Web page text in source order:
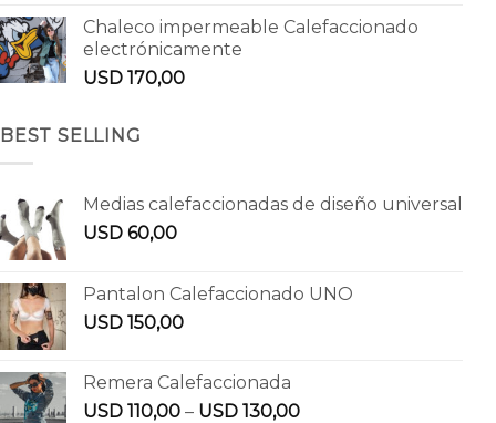
Chaleco impermeable Calefaccionado
electrónicamente
USD 170,00
BEST SELLING
Medias calefaccionadas de diseño universal
USD 60,00
Pantalon Calefaccionado UNO
USD 150,00
Remera Calefaccionada
USD 110,00 – USD 130,00